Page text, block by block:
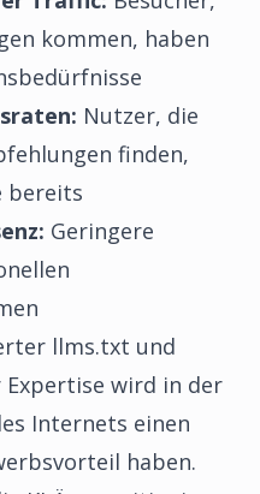
kommen, haben
Nutzer, die
finden,
bereits
Geringere
llms.txt und
wird in der
Internets einen
haben.